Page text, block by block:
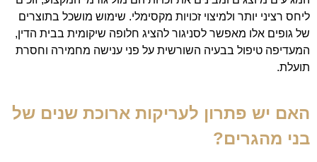
ליחס רציני יותר ולמיצוי זכויות מקסימלי. שימוש מושכל בתוצרים
של גופים אלו מאפשר לסניגור להציג חלופה שיקומית בבית הדין,
המעדיפה טיפול בבעיה השורשית על פני ענישה מחמירה וחסרת
תועלת.
האם יש פתרון לעריקות ארוכת שנים של
בני מהגרים?